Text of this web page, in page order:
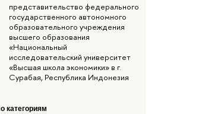
представительство федерального
государственного автономного
образовательного учреждения
высшего образования
«Национальный
исследовательский университет
«Высшая школа экономики» в г.
Сурабая, Республика Индонезия
категориям